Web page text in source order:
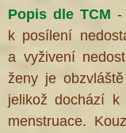
Popis dle TCM -
k posílení
a vyživení
ženy je
jelikož dochází k
menstruace.